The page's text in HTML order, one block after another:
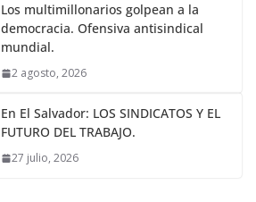
Los multimillonarios golpean a la
democracia. Ofensiva antisindical
mundial.
2 agosto, 2026
En El Salvador: LOS SINDICATOS Y EL
FUTURO DEL TRABAJO.
27 julio, 2026